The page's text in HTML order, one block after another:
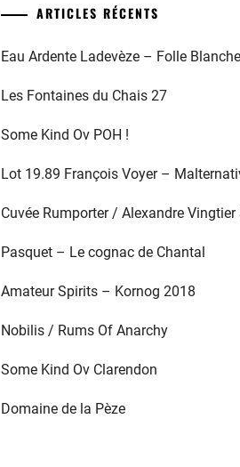
ARTICLES RÉCENTS
Eau Ardente Ladevèze – Folle
Les Fontaines du Chais 27
Some Kind Ov POH !
Lot 19.89 François Voyer –
Cuvée Rumporter / Alexandre
Pasquet – Le cognac de Chantal
Amateur Spirits – Kornog 2018
Nobilis / Rums Of Anarchy
Some Kind Ov Clarendon
Domaine de la Pèze